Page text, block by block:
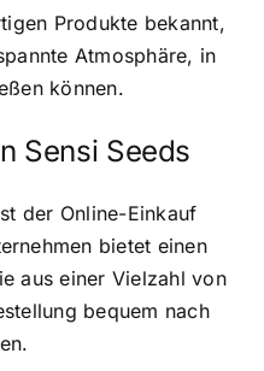
Produkte bekannt,
Atmosphäre, in
können.
Sensi Seeds
der Online-Einkauf
bietet einen
aus einer Vielzahl von
bequem nach